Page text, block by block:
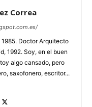
Correa
Doctor Arquitecto
1992. Soy, en el buen
algo cansado, pero
saxofonero, escritor...